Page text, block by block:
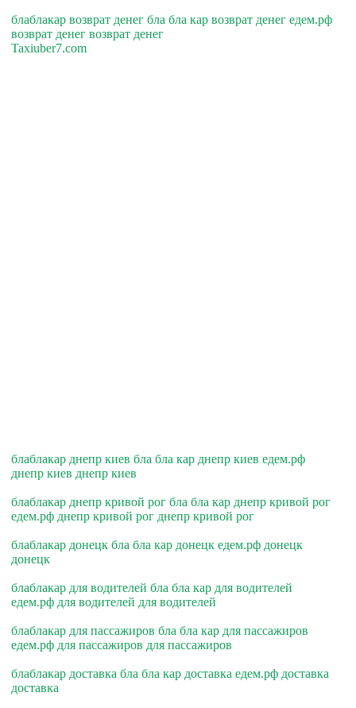
блаблакар возврат денег бла бла кар возврат денег едем.рф
возврат денег возврат денег
Taxiuber7.com
блаблакар днепр киев бла бла кар днепр киев едем.рф
днепр киев днепр киев
блаблакар днепр кривой рог бла бла кар днепр кривой рог
едем.рф днепр кривой рог днепр кривой рог
блаблакар донецк бла бла кар донецк едем.рф донецк
донецк
блаблакар для водителей бла бла кар для водителей
едем.рф для водителей для водителей
блаблакар для пассажиров бла бла кар для пассажиров
едем.рф для пассажиров для пассажиров
блаблакар доставка бла бла кар доставка едем.рф доставка
доставка